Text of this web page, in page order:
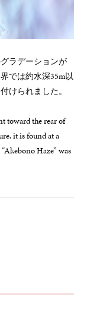
ラデーションが
では約水深35m以
けられました。
toward the rear of
it is found at a
Haze” was